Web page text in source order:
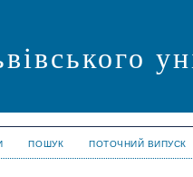
ПОШУК ПОТОЧНИЙ ВИПУСК